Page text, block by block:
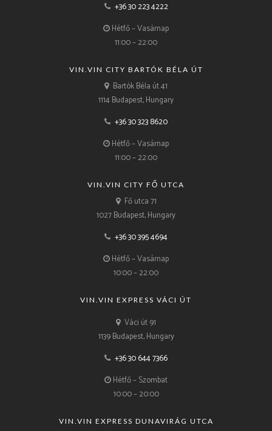
+36 30 223 4222
Hétfő – Vasárnap
11:00 – 22:00
VIN.VIN CITY BARTÓK BÉLA ÚT
Bartók Béla út 41
1114 Budapest, Hungary
+36 30 323 8620
Hétfő – Vasárnap
11:00 – 22:00
VIN.VIN CITY FŐ UTCA
Fő utca 71
1027 Budapest, Hungary
+36 30 395 4694
Hétfő – Vasárnap
10:00 – 22:00
VIN.VIN EXPRESS VÁCI ÚT
Váci út 91
1139 Budapest, Hungary
+36 30 644 7366
Hétfő – Szombat
10:00 – 20:00
VIN.VIN EXPRESS DUNAVIRÁG UTCA